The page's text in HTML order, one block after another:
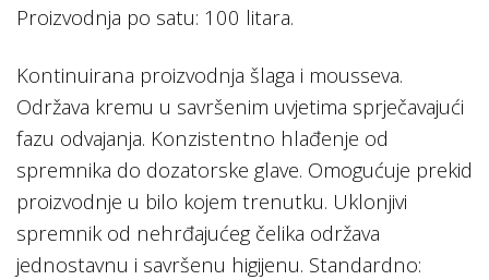
Proizvodnja po satu: 100 litara.
Kontinuirana proizvodnja šlaga i mousseva.
Održava kremu u savršenim uvjetima sprječavajući
fazu odvajanja. Konzistentno hlađenje od
spremnika do dozatorske glave. Omogućuje prekid
proizvodnje u bilo kojem trenutku. Uklonjivi
spremnik od nehrđajućeg čelika održava
jednostavnu i savršenu higijenu. Standardno: